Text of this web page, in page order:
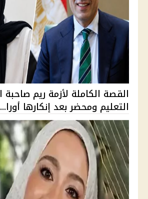
التعليم ومحضر بعد إنكارها أورا...